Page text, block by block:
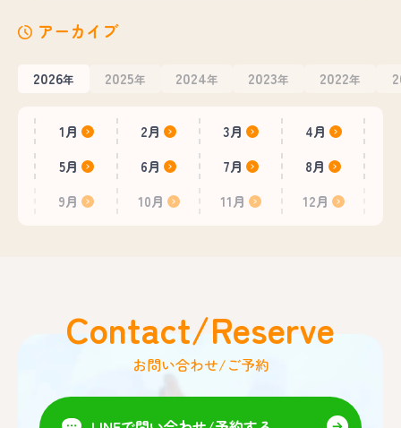
アーカイブ
2026年 2025年 2024年 2023年 2022年
1月 2月 3月
4月
5月
6月 7月
8月
9月
10月 11月 12月
Contact/Reserve
お問い合わせ/ご予約